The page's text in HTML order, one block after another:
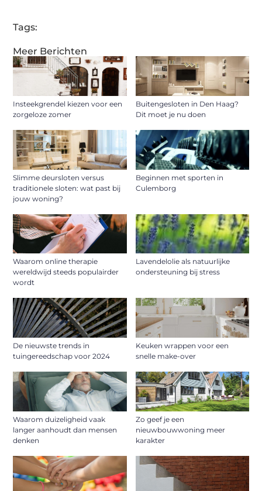
Meer Berichten
Insteekgrendel kiezen voor een
zorgeloze zomer
Buitengesloten in Den Haag?
Dit moet je nu doen
Slimme deursloten versus
traditionele sloten: wat past bij
jouw woning?
Beginnen met sporten in
Culemborg
Waarom online therapie
wereldwijd steeds populairder
wordt
Lavendelolie als natuurlijke
ondersteuning bij stress
De nieuwste trends in
tuingereedschap voor 2024
Keuken wrappen voor een
snelle make-over
Waarom duizeligheid vaak
langer aanhoudt dan mensen
denken
Zo geef je een
nieuwbouwwoning meer
karakter
Tags: